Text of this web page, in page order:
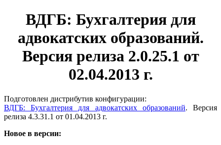
ВДГБ: Бухгалтерия для
адвокатских образований.
Версия релиза 2.0.25.1 от
02.04.2013 г.
Подготовлен дистрибутив конфигурации:
ВДГБ: Бухгалтерия для адвокатских образований. Версия
релиза 4.3.31.1 от 01.04.2013 г.
Новое в версии: